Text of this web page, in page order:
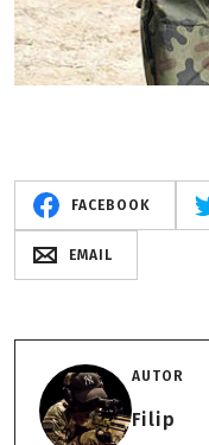
FACEBOOK
EMAIL
AUTOR
Filip